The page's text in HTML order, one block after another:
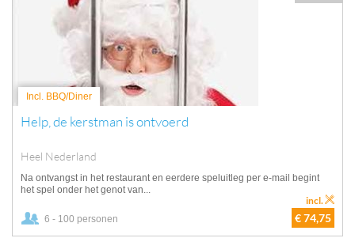
Incl. BBQ/Diner
Help, de kerstman is ontvoerd
Heel Nederland
Na ontvangst in het restaurant en eerdere speluitleg per e-mail begint
het spel onder het genot van...
6 - 100 personen € 74,75
incl.